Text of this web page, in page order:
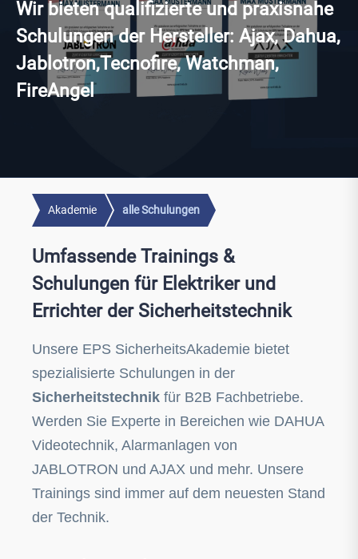
Wir bieten qualifizierte und praxisnahe
Schulungen der Hersteller: Ajax, Dahua,
Jablotron,Tecnofire, Watchman,
FireAngel
Akademie alle Schulungen
Umfassende Trainings &
Schulungen für Elektriker und
Errichter der Sicherheitstechnik
Unsere EPS SicherheitsAkademie bietet
spezialisierte Schulungen in der
Sicherheitstechnik für B2B Fachbetriebe.
Werden Sie Experte in Bereichen wie DAHUA
Videotechnik, Alarmanlagen von
JABLOTRON und AJAX und mehr. Unsere
Trainings sind immer auf dem neuesten Stand
der Technik.